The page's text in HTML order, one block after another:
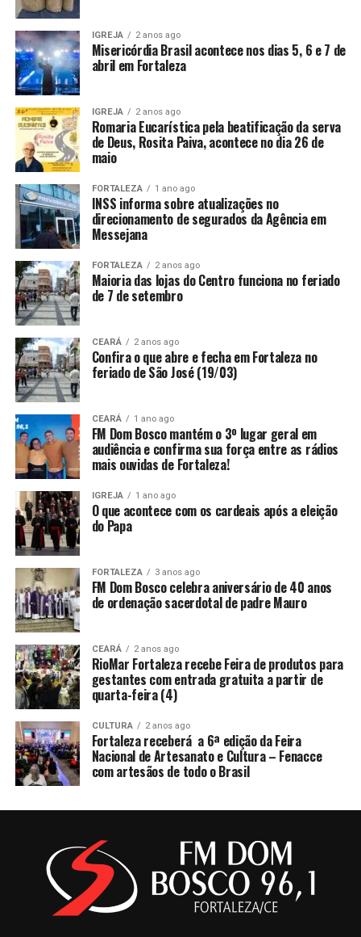
IGREJA 2 anos ago
Misericórdia Brasil acontece nos dias 5, 6 e 7 de
abril em Fortaleza
IGREJA 2 anos ago
Romaria Eucarística pela beatificação da serva
de Deus, Rosita Paiva, acontece no dia 26 de
maio
FORTALEZA 1 ano ago
INSS informa sobre atualizações no
direcionamento de segurados da Agência em
Messejana
FORTALEZA 2 anos ago
Maioria das lojas do Centro funciona no feriado
de 7 de setembro
CEARÁ 2 anos ago
Confira o que abre e fecha em Fortaleza no
feriado de São José (19/03)
CEARÁ 1 ano ago
FM Dom Bosco mantém o 3º lugar geral em
audiência e confirma sua força entre as rádios
mais ouvidas de Fortaleza!
IGREJA 1 ano ago
O que acontece com os cardeais após a eleição
do Papa
FORTALEZA 3 anos ago
FM Dom Bosco celebra aniversário de 40 anos
de ordenação sacerdotal de padre Mauro
CEARÁ 2 anos ago
RioMar Fortaleza recebe Feira de produtos para
gestantes com entrada gratuita a partir de
quarta-feira (4)
CULTURA 2 anos ago
Fortaleza receberá a 6ª edição da Feira
Nacional de Artesanato e Cultura – Fenacce
com artesãos de todo o Brasil